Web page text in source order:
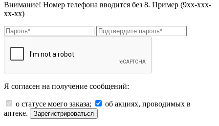
Внимание! Номер телефона вводится без 8. Пример (9хх-ххх-
хх-хх)
Я согласен на получение сообщений:
о статусе моего заказа;
об акциях, проводимых в
аптеке.
Зарегистрироваться